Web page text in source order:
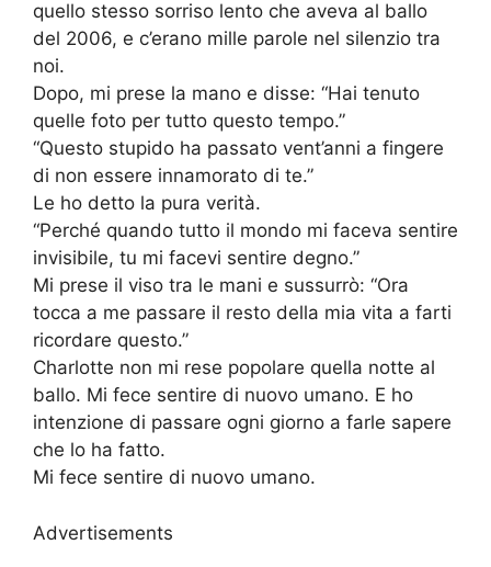
quello stesso sorriso lento che aveva al ballo
del 2006, e c’erano mille parole nel silenzio tra
noi.
Dopo, mi prese la mano e disse: “Hai tenuto
quelle foto per tutto questo tempo.”
“Questo stupido ha passato vent’anni a fingere
di non essere innamorato di te.”
Le ho detto la pura verità.
“Perché quando tutto il mondo mi faceva sentire
invisibile, tu mi facevi sentire degno.”
Mi prese il viso tra le mani e sussurrò: “Ora
tocca a me passare il resto della mia vita a farti
ricordare questo.”
Charlotte non mi rese popolare quella notte al
ballo. Mi fece sentire di nuovo umano. E ho
intenzione di passare ogni giorno a farle sapere
che lo ha fatto.
Mi fece sentire di nuovo umano.
Advertisements